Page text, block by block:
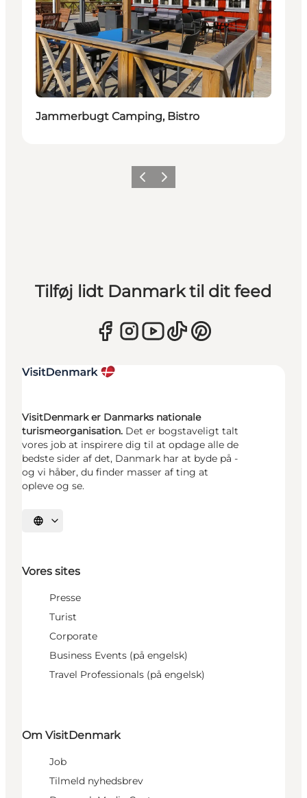
Jammerbugt Camping, Bistro
ForrigeNæste
Tilføj lidt Danmark til dit feed
VisitDenmark er Danmarks nationale
turismeorganisation. Det er bogstaveligt talt
vores job at inspirere dig til at opdage alle de
bedste sider af det, Danmark har at byde på -
og vi håber, du finder masser af ting at
opleve og se.
Vælg sprog
Vores sites
Presse
Turist
Corporate
Business Events (på engelsk)
Travel Professionals (på engelsk)
Om VisitDenmark
Job
Tilmeld nyhedsbrev